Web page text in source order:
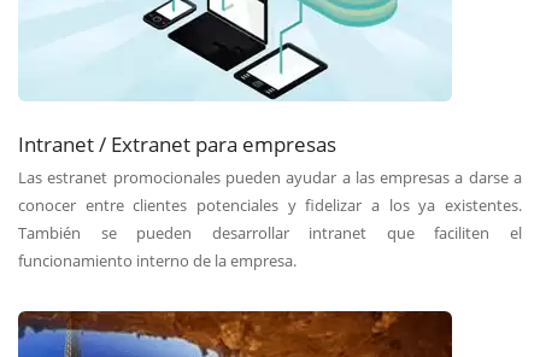
Intranet / Extranet para empresas
Las estranet promocionales pueden ayudar a las empresas a darse a
conocer entre clientes potenciales y fidelizar a los ya existentes.
También se pueden desarrollar intranet que faciliten el
funcionamiento interno de la empresa.